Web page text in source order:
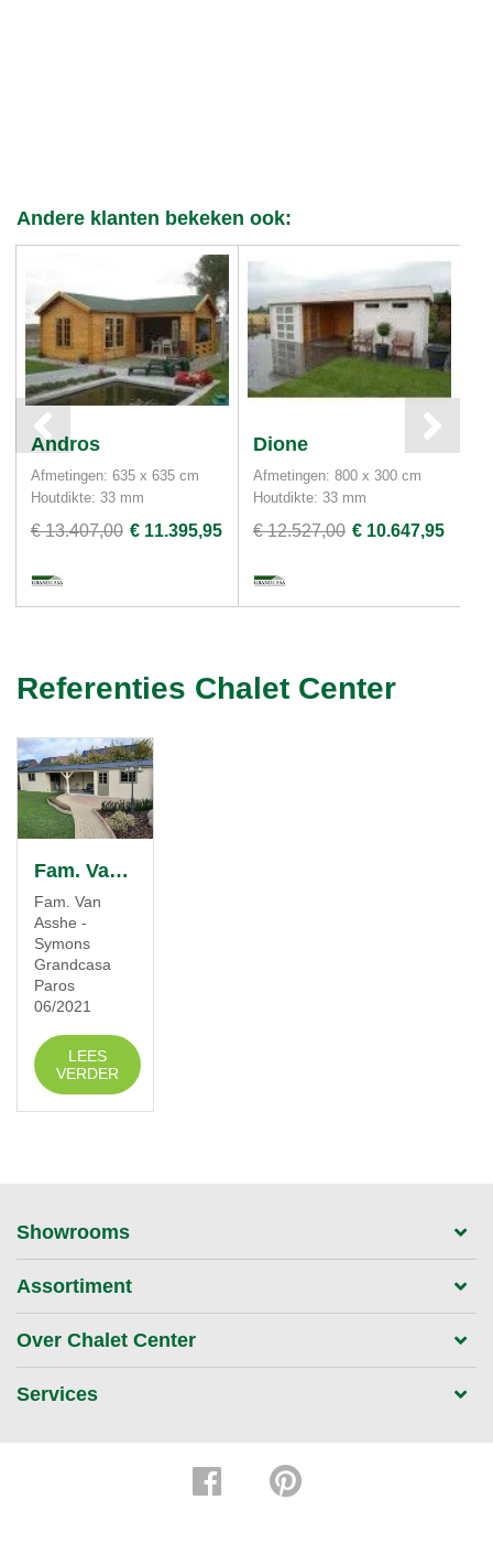
Andere klanten bekeken ook:
Andros
Afmetingen: 635 x 635 cm
Houtdikte: 33 mm
€ 13.407,00 € 11.395,95
Dione
Afmetingen: 800 x 300 cm
Houtdikte: 33 mm
€ 12.527,00 € 10.647,95
Referenties Chalet Center
Fam. Van Asshe - Symons
Fam. Van
Asshe -
Symons
Grandcasa
Paros
06/2021
LEES
VERDER
Showrooms
Assortiment
Over Chalet Center
Services